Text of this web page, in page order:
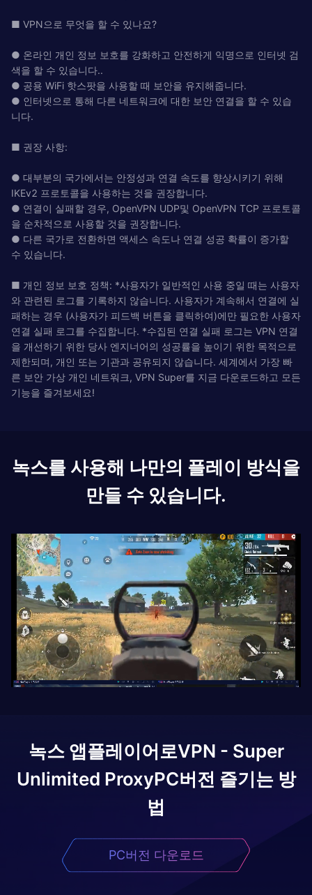
■ VPN으로 무엇을 할 수 있나요?
● 온라인 개인 정보 보호를 강화하고 안전하게 익명으로 인터넷 검
색을 할 수 있습니다..
● 공용 WiFi 핫스팟을 사용할 때 보안을 유지해줍니다.
● 인터넷으로 통해 다른 네트워크에 대한 보안 연결을 할 수 있습
니다.
■ 권장 사항:
● 대부분의 국가에서는 안정성과 연결 속도를 향상시키기 위해
IKEv2 프로토콜을 사용하는 것을 권장합니다.
● 연결이 실패할 경우, OpenVPN UDP및 OpenVPN TCP 프로토콜
을 순차적으로 사용할 것을 권장합니다.
● 다른 국가로 전환하면 액세스 속도나 연결 성공 확률이 증가할
수 있습니다.
■ 개인 정보 보호 정책: *사용자가 일반적인 사용 중일 때는 사용자
와 관련된 로그를 기록하지 않습니다. 사용자가 계속해서 연결에 실
패하는 경우 (사용자가 피드백 버튼을 클릭하여)에만 필요한 사용자
연결 실패 로그를 수집합니다. *수집된 연결 실패 로그는 VPN 연결
을 개선하기 위한 당사 엔지너어의 성공률을 높이기 위한 목적으로
제한되며, 개인 또는 기관과 공유되지 않습니다. 세계에서 가장 빠
른 보안 가상 개인 네트워크, VPN Super를 지금 다운로드하고 모든
기능을 즐겨보세요!
녹스를 사용해 나만의 플레이 방식을
만들 수 있습니다.
녹스 앱플레이어로VPN - Super
Unlimited ProxyPC버전 즐기는 방
법
PC버전 다운로드